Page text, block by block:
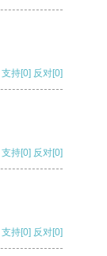
支持[0] 反对[0]
支持[0] 反对[0]
支持[0] 反对[0]